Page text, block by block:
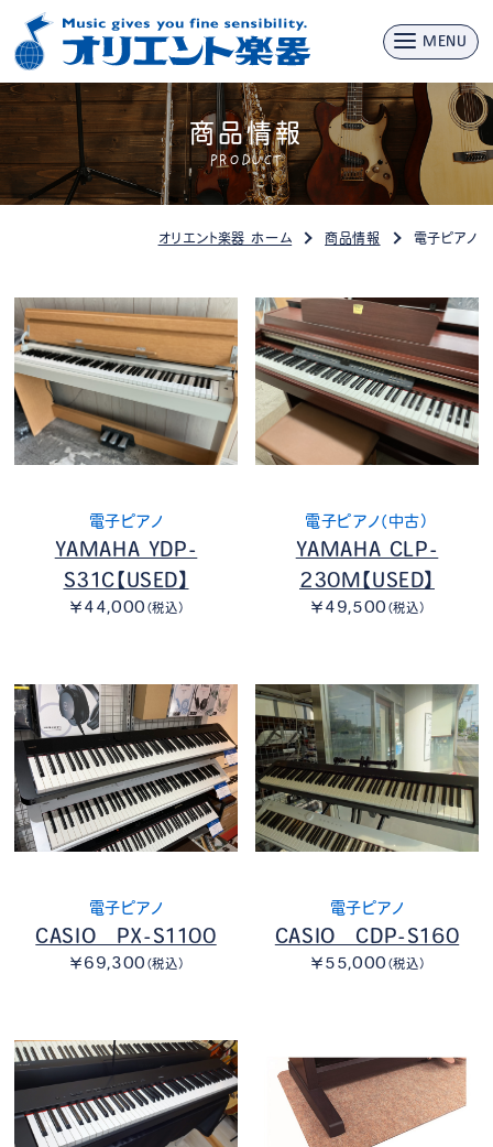
MENU
商品情報
PRODUCT
オリエント楽器 ホーム 商品情報 電子ピアノ
電子ピアノ
YAMAHA YDP-
S31C【USED】
￥44,000 （税込）
電子ピアノ（中古）
YAMAHA CLP-
230M【USED】
￥49,500 （税込）
電子ピアノ
CASIO PX-S1100
￥69,300 （税込）
電子ピアノ
CASIO CDP-S160
￥55,000 （税込）